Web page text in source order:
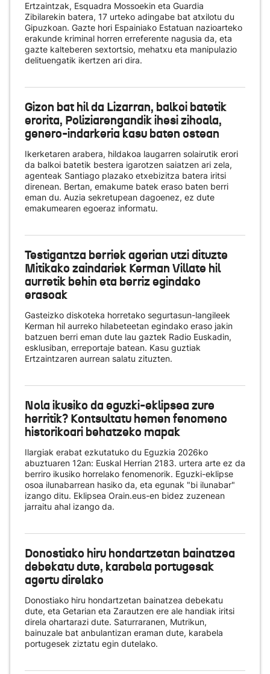
Ertzaintzak, Esquadra Mossoekin eta Guardia
Zibilarekin batera, 17 urteko adingabe bat atxilotu du
Gipuzkoan. Gazte hori Espainiako Estatuan nazioarteko
erakunde kriminal horren erreferente nagusia da, eta
gazte kalteberen sextortsio, mehatxu eta manipulazio
delituengatik ikertzen ari dira.
Gizon bat hil da Lizarran, balkoi batetik
erorita, Poliziarengandik ihesi zihoala,
genero-indarkeria kasu baten ostean
Ikerketaren arabera, hildakoa laugarren solairutik erori
da balkoi batetik bestera igarotzen saiatzen ari zela,
agenteak Santiago plazako etxebizitza batera iritsi
direnean. Bertan, emakume batek eraso baten berri
eman du. Auzia sekretupean dagoenez, ez dute
emakumearen egoeraz informatu.
Testigantza berriek agerian utzi dituzte
Mitikako zaindariek Kerman Villate hil
aurretik behin eta berriz egindako
erasoak
Gasteizko diskoteka horretako segurtasun-langileek
Kerman hil aurreko hilabeteetan egindako eraso jakin
batzuen berri eman dute lau gaztek Radio Euskadin,
esklusiban, erreportaje batean. Kasu guztiak
Ertzaintzaren aurrean salatu zituzten.
Nola ikusiko da eguzki-eklipsea zure
herritik? Kontsultatu hemen fenomeno
historikoari behatzeko mapak
Ilargiak erabat ezkutatuko du Eguzkia 2026ko
abuztuaren 12an: Euskal Herrian 2183. urtera arte ez da
berriro ikusiko horrelako fenomenorik. Eguzki-eklipse
osoa ilunabarrean hasiko da, eta egunak "bi ilunabar"
izango ditu. Eklipsea Orain.eus-en bidez zuzenean
jarraitu ahal izango da.
Donostiako hiru hondartzetan bainatzea
debekatu dute, karabela portugesak
agertu direlako
Donostiako hiru hondartzetan bainatzea debekatu
dute, eta Getarian eta Zarautzen ere ale handiak iritsi
direla ohartarazi dute. Saturraranen, Mutrikun,
bainuzale bat anbulantizan eraman dute, karabela
portugesek ziztatu egin dutelako.